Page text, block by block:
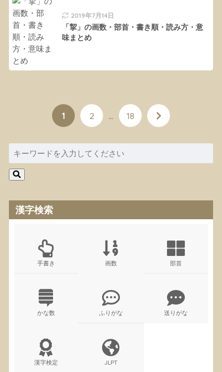
2019年7月14日
「挈」の画数・部首・書き順・読み方・意
味まとめ
1 2 … 18
漢字検索
手書き 画数 部首
かな数 ふりがな 送りがな
漢字検定 JLPT